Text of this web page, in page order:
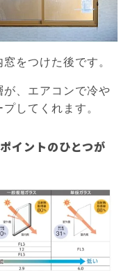
をつけた後です。
、エアコンで冷や
してくれます。
イントのひとつが